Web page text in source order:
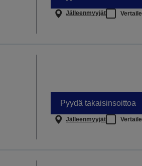
Jälleenmyyjät Vertaile
Pyydä takaisinsoittoa
Jälleenmyyjät Vertaile